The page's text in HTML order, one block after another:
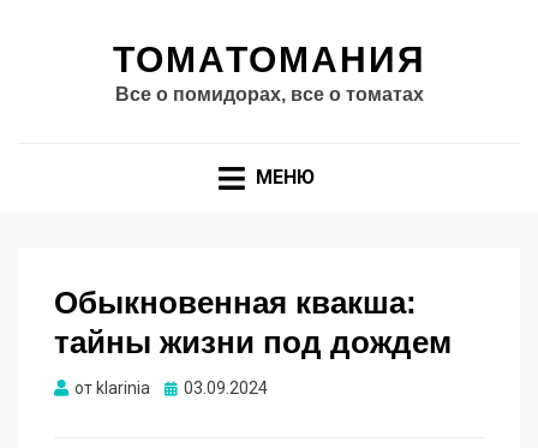
ТОМАТОМАНИЯ
Все о помидорах, все о томатах
МЕНЮ
Обыкновенная квакша:
тайны жизни под дождем
от klarinia Опубликовано
03.09.2024